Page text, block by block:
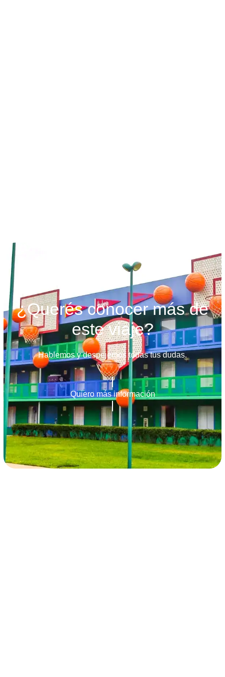
¿Querés conocer más de
este viaje?
Hablemos y despejemos todas tus dudas.
Quiero más información